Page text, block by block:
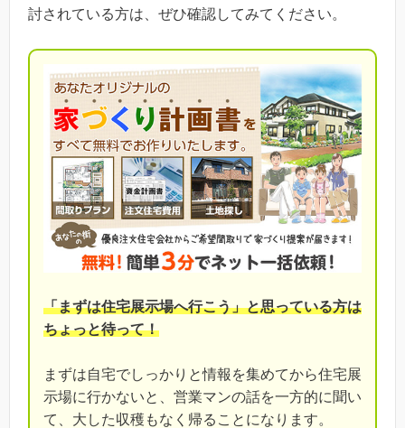
討されている方は、ぜひ確認してみてください。
「まずは住宅展示場へ行こう」と思っている方は
ちょっと待って！
まずは自宅でしっかりと情報を集めてから住宅展
示場に行かないと、営業マンの話を一方的に聞い
て、大した収穫もなく帰ることになります。